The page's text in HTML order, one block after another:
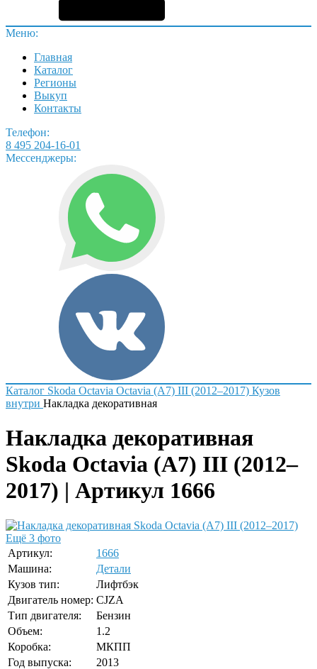
Меню:
Главная
Каталог
Регионы
Выкуп
Контакты
Телефон:
8 495 204-16-01
Мессенджеры:
Каталог Skoda Octavia Octavia (A7) III (2012–2017) Кузов
внутри Накладка декоративная
Накладка декоративная
Skoda Octavia (A7) III (2012–
2017) | Артикул 1666
Ещё 3 фото
Артикул:
1666
Машина:
Детали
Кузов тип:
Лифтбэк
Двигатель номер: CJZA
Тип двигателя:
Бензин
Объем:
1.2
Коробка:
МКПП
Год выпуска:
2013